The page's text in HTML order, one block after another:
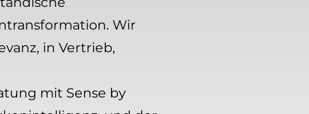
Wir
in Vertrieb,
mit Sense by